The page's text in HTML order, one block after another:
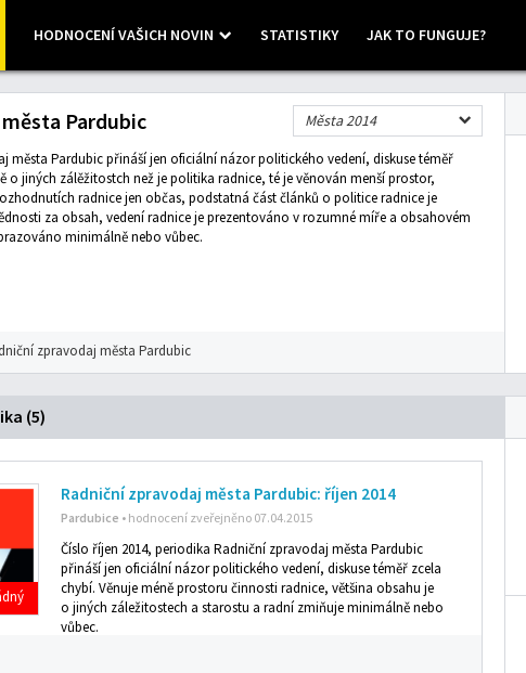
HODNOCENÍ VAŠICH NOVIN STATISTIKY JAK TO FUNGUJE?
contributors, Imagery © Mapbox
Pardubic Města 2014
města Pardubic přináší jen oficiální názor politického vedení, diskuse téměř
o jiných zálěžitostch než je politika radnice, té je věnován menší prostor,
radnice jen občas, podstatná část článků o politice radnice je
za obsah, vedení radnice je prezentováno v rozumné míře a obsahovém
minimálně nebo vůbec.
zpravodaj města Pardubic
(5)
Radniční zpravodaj města Pardubic: říjen 2014
Pardubice • hodnocení zveřejněno 07.04.2015
Číslo říjen 2014, periodika Radniční zpravodaj města Pardubic
přináší jen oficiální názor politického vedení, diskuse téměř zcela
chybí. Věnuje méně prostoru činnosti radnice, většina obsahu je
o jiných záležitostech a starostu a radní zmiňuje minimálně nebo
vůbec.